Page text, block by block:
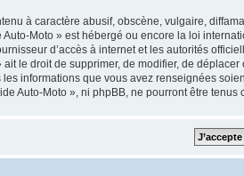
à caractère abusif, obscène, vulgaire,
Moto » est hébergé ou encore la loi
d’accès à internet et les autorités
le droit de supprimer, de modifier, de
les informations que vous avez renseignées
Auto-Moto », ni phpBB, ne pourront être